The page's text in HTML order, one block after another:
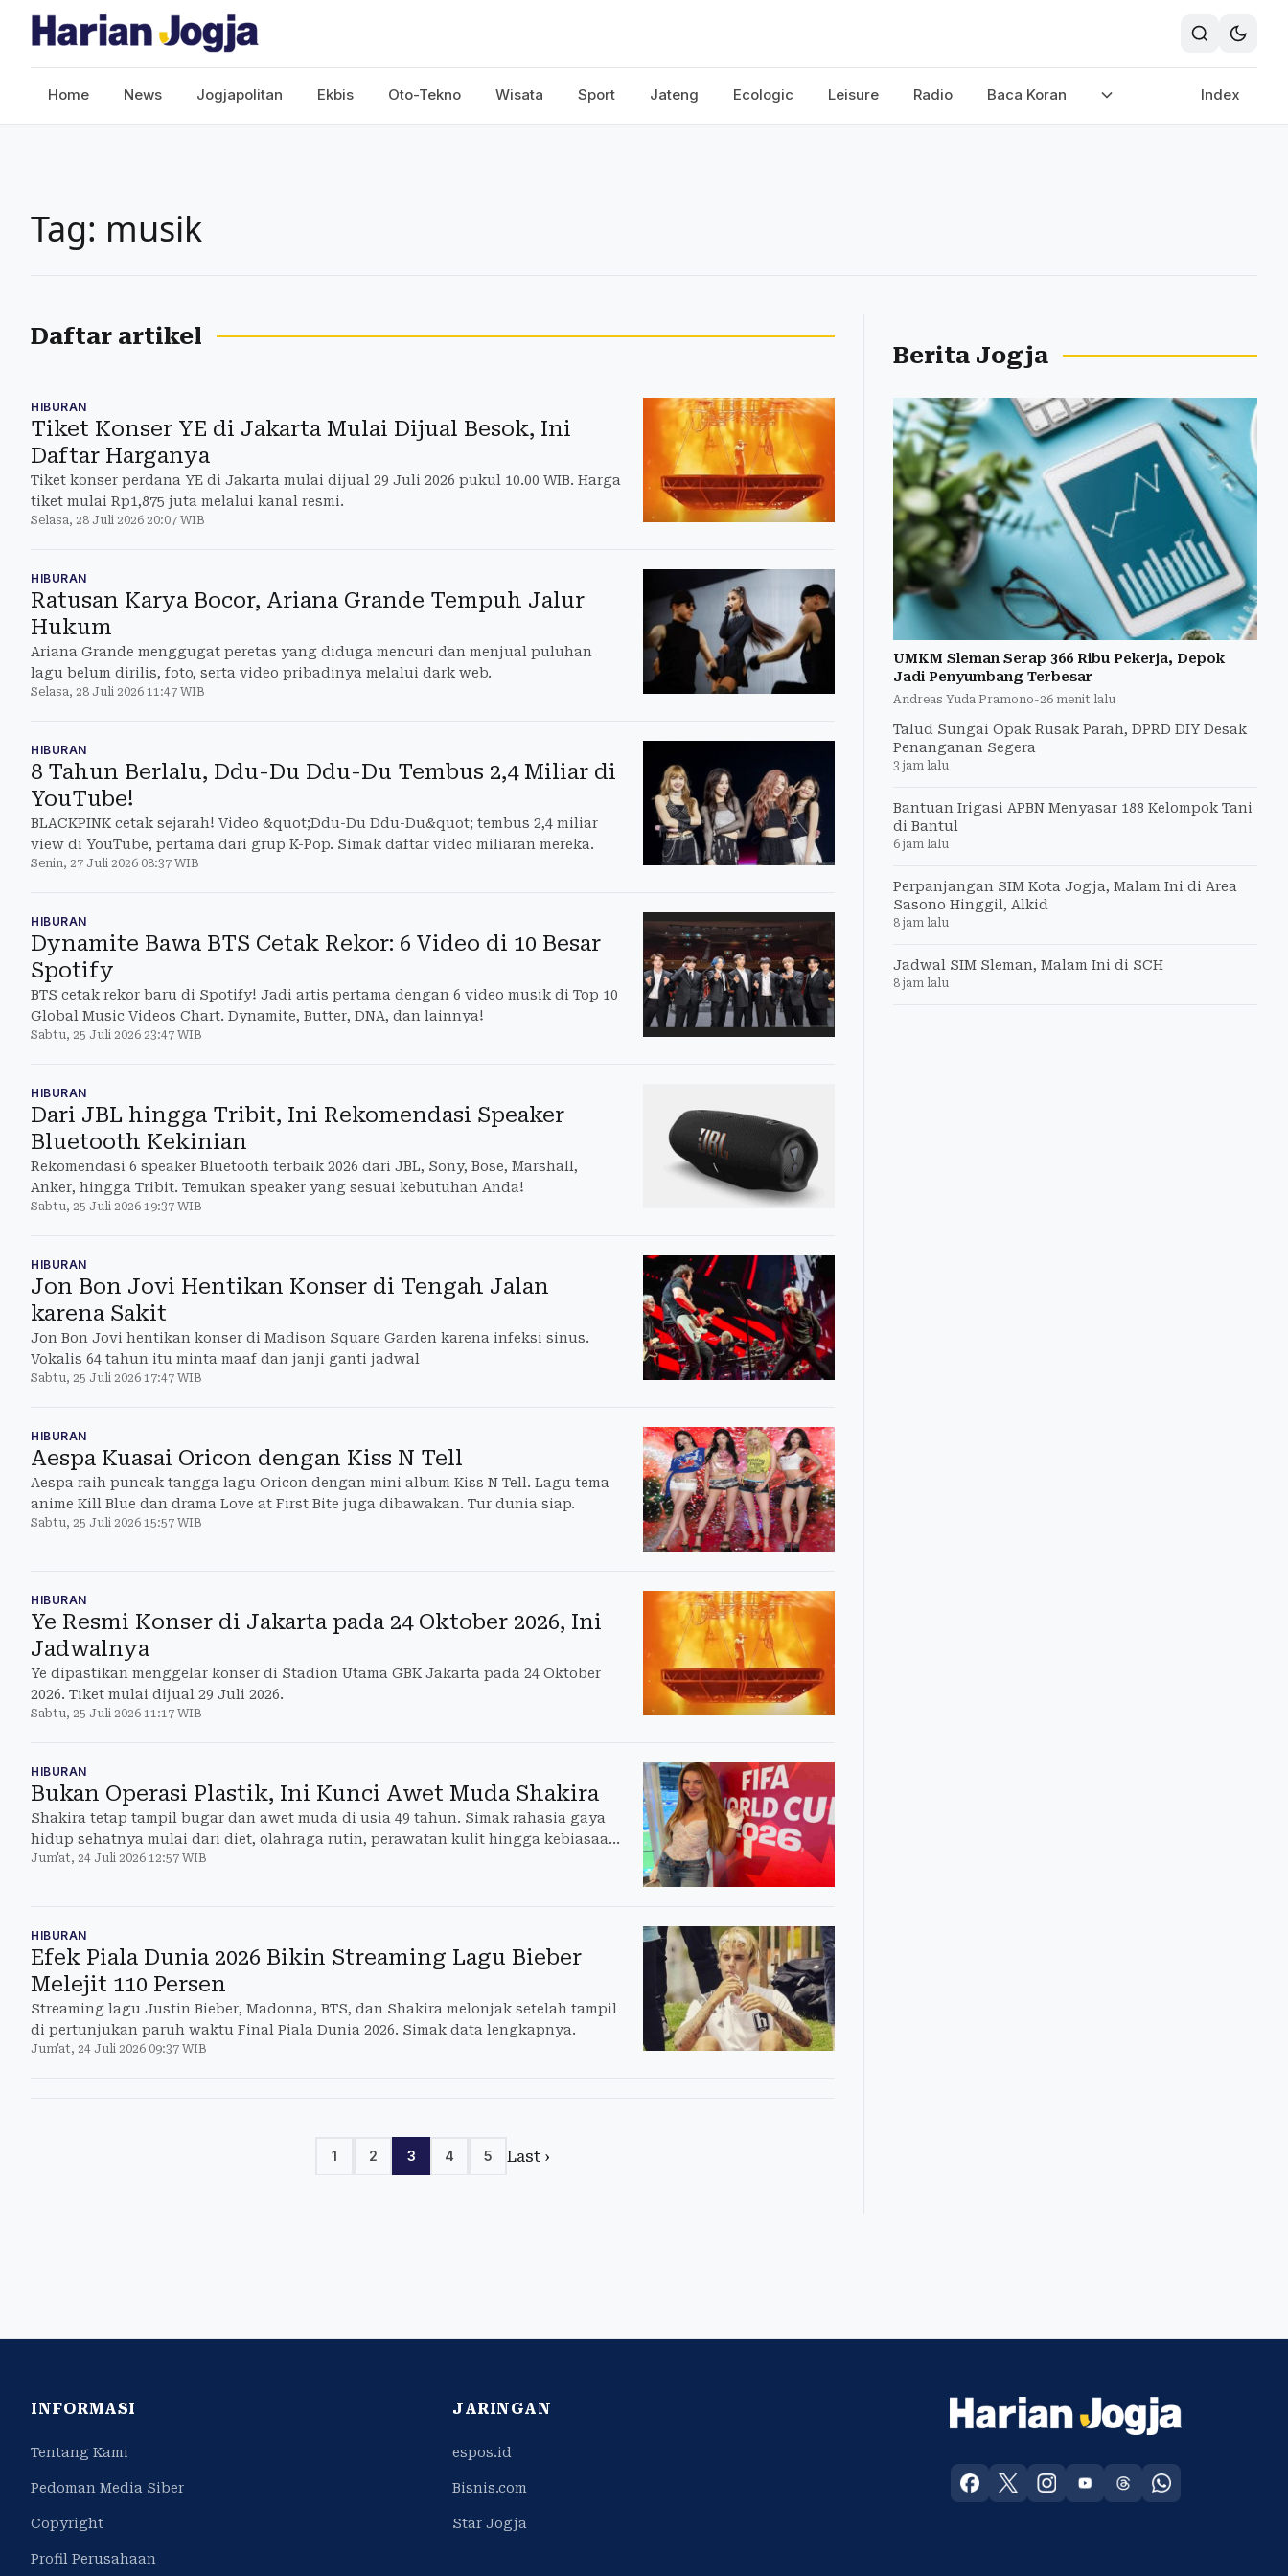
Home News Jogjapolitan Ekbis Oto-Tekno Wisata Sport Jateng Ecologic Leisure Radio Baca Koran Index
Tag: musik
Daftar artikel
HIBURAN
Tiket Konser YE di Jakarta Mulai Dijual Besok, Ini
Daftar Harganya
Tiket konser perdana YE di Jakarta mulai dijual 29 Juli 2026 pukul 10.00 WIB. Harga
tiket mulai Rp1,875 juta melalui kanal resmi.
Selasa, 28 Juli 2026 20:07 WIB
HIBURAN
Ratusan Karya Bocor, Ariana Grande Tempuh Jalur
Hukum
Ariana Grande menggugat peretas yang diduga mencuri dan menjual puluhan
lagu belum dirilis, foto, serta video pribadinya melalui dark web.
Selasa, 28 Juli 2026 11:47 WIB
HIBURAN
8 Tahun Berlalu, Ddu-Du Ddu-Du Tembus 2,4 Miliar di
YouTube!
BLACKPINK cetak sejarah! Video &quot;Ddu-Du Ddu-Du&quot; tembus 2,4 miliar
view di YouTube, pertama dari grup K-Pop. Simak daftar video miliaran mereka.
Senin, 27 Juli 2026 08:37 WIB
HIBURAN
Dynamite Bawa BTS Cetak Rekor: 6 Video di 10 Besar
Spotify
BTS cetak rekor baru di Spotify! Jadi artis pertama dengan 6 video musik di Top 10
Global Music Videos Chart. Dynamite, Butter, DNA, dan lainnya!
Sabtu, 25 Juli 2026 23:47 WIB
HIBURAN
Dari JBL hingga Tribit, Ini Rekomendasi Speaker
Bluetooth Kekinian
Rekomendasi 6 speaker Bluetooth terbaik 2026 dari JBL, Sony, Bose, Marshall,
Anker, hingga Tribit. Temukan speaker yang sesuai kebutuhan Anda!
Sabtu, 25 Juli 2026 19:37 WIB
HIBURAN
Jon Bon Jovi Hentikan Konser di Tengah Jalan
karena Sakit
Jon Bon Jovi hentikan konser di Madison Square Garden karena infeksi sinus.
Vokalis 64 tahun itu minta maaf dan janji ganti jadwal
Sabtu, 25 Juli 2026 17:47 WIB
HIBURAN
Aespa Kuasai Oricon dengan Kiss N Tell
Aespa raih puncak tangga lagu Oricon dengan mini album Kiss N Tell. Lagu tema
anime Kill Blue dan drama Love at First Bite juga dibawakan. Tur dunia siap.
Sabtu, 25 Juli 2026 15:57 WIB
HIBURAN
Ye Resmi Konser di Jakarta pada 24 Oktober 2026, Ini
Jadwalnya
Ye dipastikan menggelar konser di Stadion Utama GBK Jakarta pada 24 Oktober
2026. Tiket mulai dijual 29 Juli 2026.
Sabtu, 25 Juli 2026 11:17 WIB
HIBURAN
Bukan Operasi Plastik, Ini Kunci Awet Muda Shakira
Shakira tetap tampil bugar dan awet muda di usia 49 tahun. Simak rahasia gaya
hidup sehatnya mulai dari diet, olahraga rutin, perawatan kulit hingga kebiasaan
p
Jum'at, 24 Juli 2026 12:57 WIB
HIBURAN
Efek Piala Dunia 2026 Bikin Streaming Lagu Bieber
Melejit 110 Persen
Streaming lagu Justin Bieber, Madonna, BTS, dan Shakira melonjak setelah tampil
di pertunjukan paruh waktu Final Piala Dunia 2026. Simak data lengkapnya.
Jum'at, 24 Juli 2026 09:37 WIB
1 2 3 4 5 Last ›
Berita Jogja
UMKM Sleman Serap 366 Ribu Pekerja, Depok
Jadi Penyumbang Terbesar
Andreas Yuda Pramono-26 menit lalu
Talud Sungai Opak Rusak Parah, DPRD DIY Desak
Penanganan Segera
3 jam lalu
Bantuan Irigasi APBN Menyasar 188 Kelompok Tani
di Bantul
6 jam lalu
Perpanjangan SIM Kota Jogja, Malam Ini di Area
Sasono Hinggil, Alkid
8 jam lalu
Jadwal SIM Sleman, Malam Ini di SCH
8 jam lalu
INFORMASI
Tentang Kami
Pedoman Media Siber
Copyright
Profil Perusahaan
JARINGAN
espos.id
Bisnis.com
Star Jogja